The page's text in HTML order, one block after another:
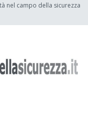
nel campo della sicurezza